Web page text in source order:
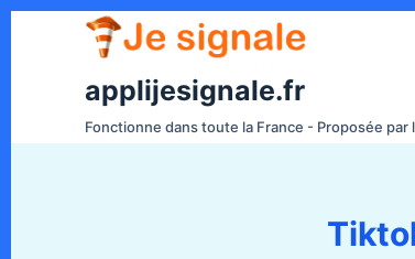
e
applijesignale.fr
Fonctionne dans toute la France - Proposée